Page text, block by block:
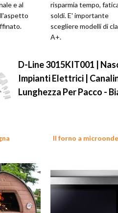
e al
risparmia tempo,
soldi. E' importante
scegliere modelli di
A+.
D-Line 3015KIT001 |
Impianti Elettrici |
Lunghezza Per Pacco -
Il forno a microonde